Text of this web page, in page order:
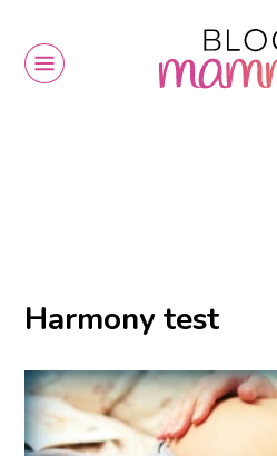
Harmony test